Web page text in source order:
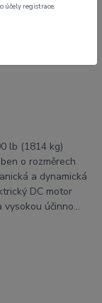
lb (1814 kg)
o rozměrech
a dynamická
DC motor
účinno...
účely registrace.